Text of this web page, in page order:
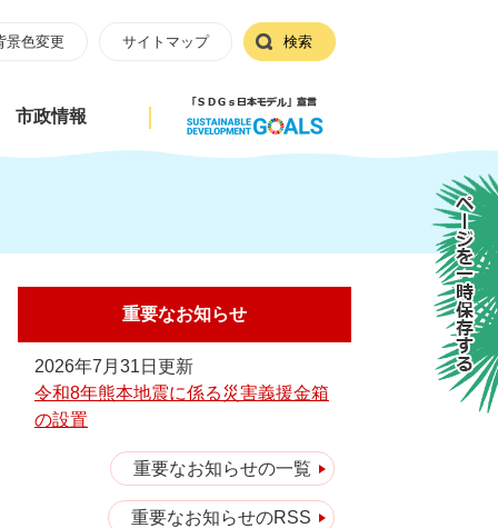
景色変更 サイトマップ 検索
市政情報
重要なお知らせ
2026年7月31日更新
令和8年熊本地震に係る災害義援金箱
の設置
重要なお知らせの一覧
重要なお知らせのRSS
ページを一時保存する